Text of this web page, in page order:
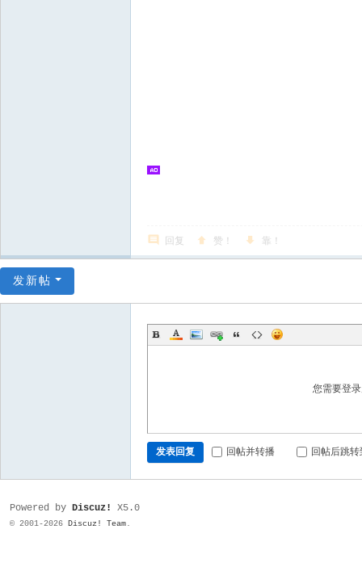
回复 赞！ 靠！
发新帖
您需要登
发表回复 回帖并转播 回帖后跳
Powered by Discuz! X5.0
© 2001-2026 Discuz! Team.